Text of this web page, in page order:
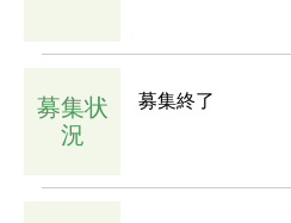
募集状
況
募集終了